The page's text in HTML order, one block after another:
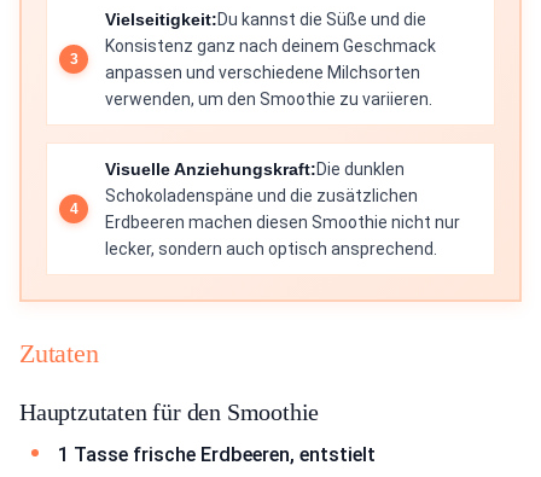
Vielseitigkeit:Du kannst die Süße und die
Konsistenz ganz nach deinem Geschmack
anpassen und verschiedene Milchsorten
verwenden, um den Smoothie zu variieren.
Visuelle Anziehungskraft:Die dunklen
Schokoladenspäne und die zusätzlichen
Erdbeeren machen diesen Smoothie nicht nur
lecker, sondern auch optisch ansprechend.
Zutaten
Hauptzutaten für den Smoothie
1 Tasse frische Erdbeeren, entstielt